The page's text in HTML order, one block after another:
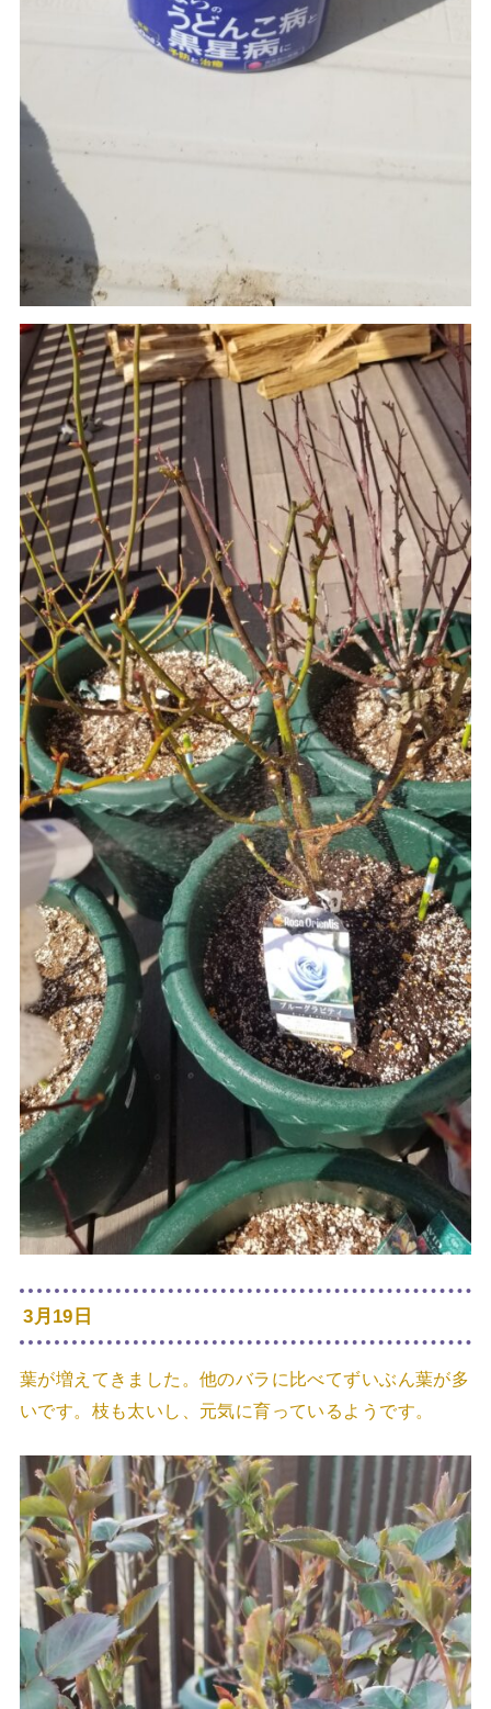
3月19日
葉が増えてきました。他のバラに比べてずいぶん葉が多
いです。枝も太いし、元気に育っているようです。